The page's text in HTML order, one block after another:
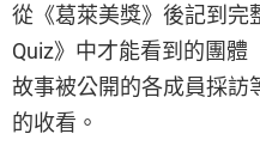
從《葛萊美獎》後記到完
Quiz》中才能看到的團體
故事被公開的各成員採訪
的收看。